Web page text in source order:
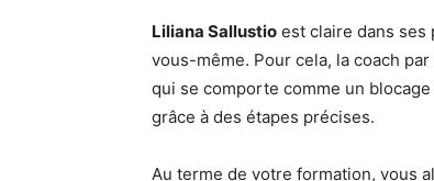
Liliana Sallustio est claire dans ses
vous-même. Pour cela, la coach
qui se comporte comme un
grâce à des étapes précises.
Au terme de votre formation, vous